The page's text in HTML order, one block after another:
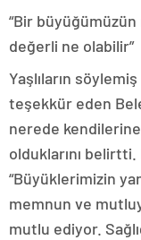
“Bir
değerli ne olabilir”
Yaşlıların
teşekkür eden
nerede
olduklarını
“Büyüklerimizin
memnun ve
mutlu ediyor.